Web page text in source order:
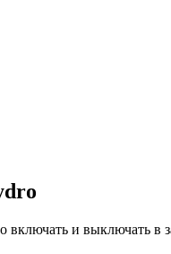
и выключать в